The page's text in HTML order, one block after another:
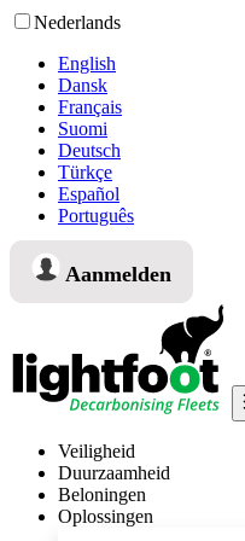
Nederlands
English
Dansk
Français
Suomi
Deutsch
Türkçe
Español
Português
Aanmelden
Veiligheid
Duurzaamheid
Beloningen
Oplossingen